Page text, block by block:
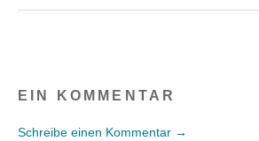
EIN KOMMENTAR
Schreibe einen Kommentar →